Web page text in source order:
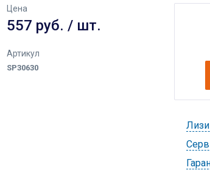
Цена
557 руб. / шт.
Артикул
SP30630